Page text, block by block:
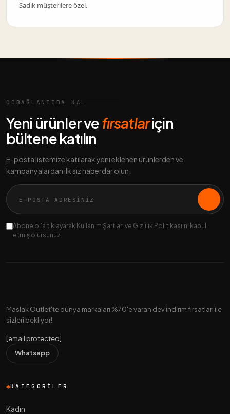
Sadık müşterilere özel.
00 BAĞLANTIDA KAL
Yeni ürünler vefırsatlariçin
bültene katılın
E-posta listemize katılarak yeni eklenen ürünlerden ve
kampanyalardan ilk siz haberdar olun.
Abone ol'a tıklayarak Kullanım Şartları ve Gizlilik Politikası'nı kabul
etmiş olursunuz.
Maslak Outlet'te dünya markaları %70'e varan dev indirim fırsatları ile
sizleri bekliyor!
[email protected]
Whatsapp
KATEGORILER
Kadın